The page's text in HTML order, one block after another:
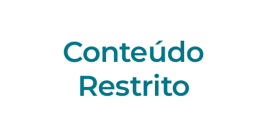
Conteúdo
Restrito